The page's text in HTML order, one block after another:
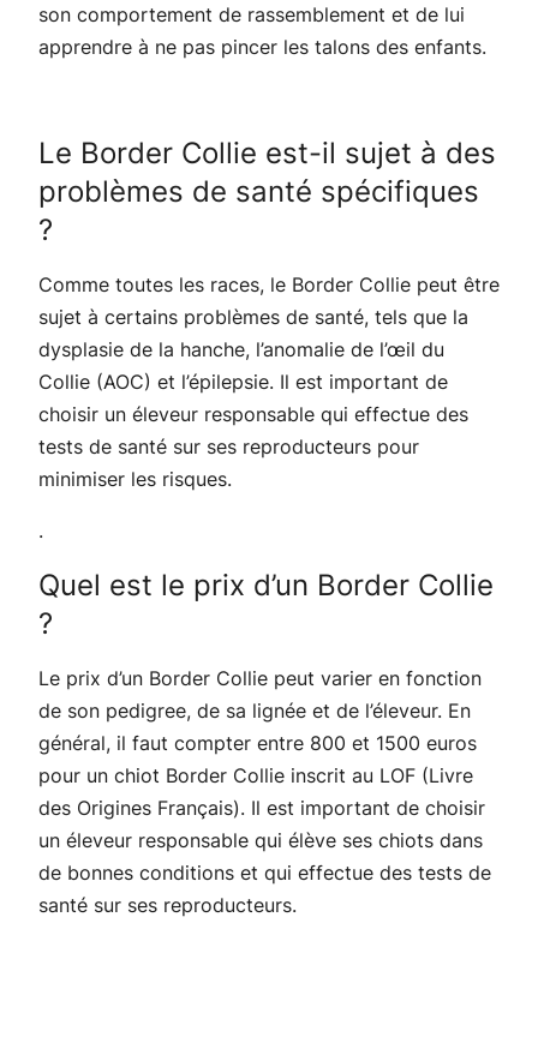
son comportement de rassemblement et de lui
apprendre à ne pas pincer les talons des enfants.
Le Border Collie est-il sujet à des
problèmes de santé spécifiques
?
Comme toutes les races, le Border Collie peut être
sujet à certains problèmes de santé, tels que la
dysplasie de la hanche, l’anomalie de l’œil du
Collie (AOC) et l’épilepsie. Il est important de
choisir un éleveur responsable qui effectue des
tests de santé sur ses reproducteurs pour
minimiser les risques.
.
Quel est le prix d’un Border Collie
?
Le prix d’un Border Collie peut varier en fonction
de son pedigree, de sa lignée et de l’éleveur. En
général, il faut compter entre 800 et 1500 euros
pour un chiot Border Collie inscrit au LOF (Livre
des Origines Français). Il est important de choisir
un éleveur responsable qui élève ses chiots dans
de bonnes conditions et qui effectue des tests de
santé sur ses reproducteurs.